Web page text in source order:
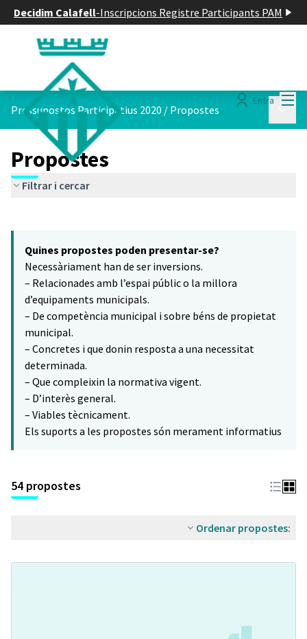
Decidim Calafell-Inscripcions Registre Participants PAM
Entra
Pressupostos Participatius 2020 / Propostes
Propostes
Filtrar i cercar
−
Quines propostes poden presentar-se?
Necessàriament han de ser inversions.
– Relacionades amb l’espai públic o la millora
d’equipaments municipals.
– De competència municipal i sobre béns de propietat
municipal.
– Concretes i que donin resposta a una necessitat
determinada.
– Que compleixin la normativa vigent.
– D’interès general.
– Viables tècnicament.
Els suports a les propostes són merament informatius
54 propostes
Ordenar propostes: